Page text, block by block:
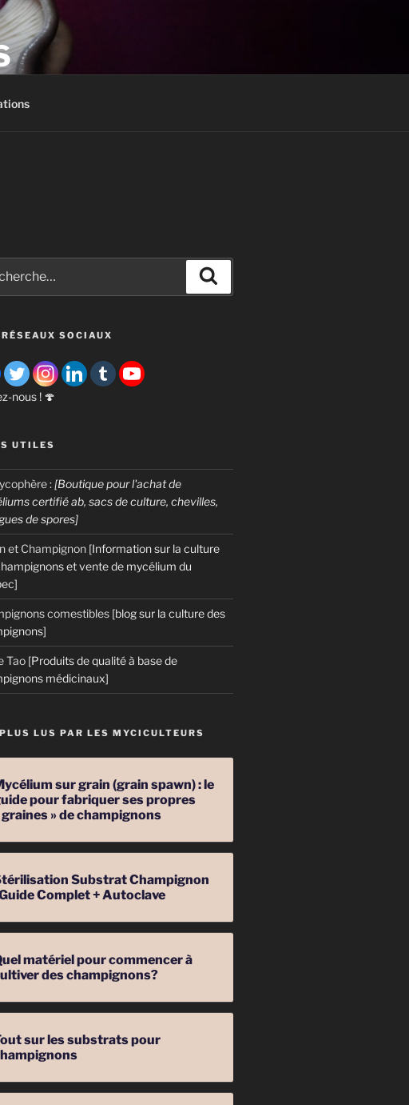
SOCIAUX
nous ! 🍄
UTILES
: [Boutique pour l'achat de
certifié ab, sacs de culture, chevilles,
de spores]
et Champignon [Information sur la culture
et vente de mycélium du
comestibles [blog sur la culture des
Tao [Produits de qualité à base de
médicinaux]
LUS PAR LES MYCICULTEURS
sur grain (grain spawn) : le
pour fabriquer ses propres
graines » de champignons
Substrat Champignon
Complet + Autoclave
matériel pour commencer à
des champignons?
sur les substrats pour